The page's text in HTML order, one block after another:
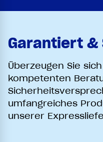
Garantiert &
Überzeugen Sie
kompetenten
umfangreiches
unserer